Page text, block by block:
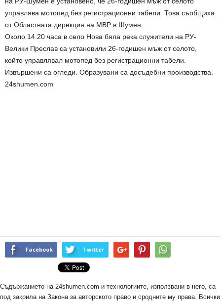
управлява мотопед без регистрационни табели. Това съобщиха
от Областната дирекция на МВР в Шумен.
Около 14.20 часа в село Нова бяла река служители на РУ-
Велики Преслав са установили 26-годишен мъж от селото,
който управлявал мотопед без регистрационни табели.
Извършени са огледи. Образувани са досъдебни производства.
24shumen.com
Facebook Twitter
Съдържанието на 24shumen.com и технологиите, използвани в него, са
под закрила на Закона за авторското право и сродните му права. Всички